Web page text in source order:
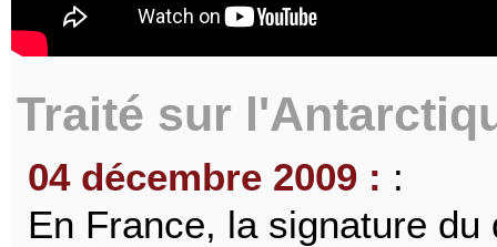
Traité sur
04 décembre 2009 : :
En France, la signature